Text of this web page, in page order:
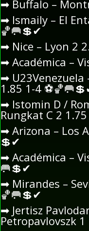
➡ Buffalo –
➡ Ismaily – El
🏀🥅💲✔
➡ Nice – Lyon 2
➡ Académica –
➡
1.85 1-4 ⚽🏀🥅💲
➡ Istomin D /
Rungkat C 2
➡ Arizona – Los
💲✔
➡ Académica –
🥅💲✔
➡ Mirandes –
🏀🥅💲✔
➡ Jertisz
Petropavlovszk 1